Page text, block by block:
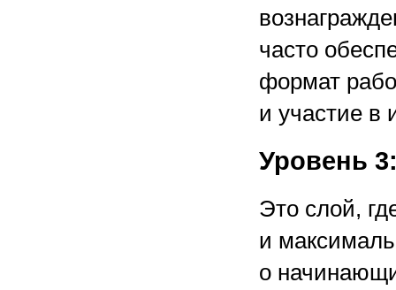
часто
формат
и участие в
Уровень
Это слой,
и
о